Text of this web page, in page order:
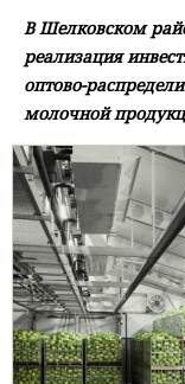
В Шелковском
реализация
оптово-
молочной